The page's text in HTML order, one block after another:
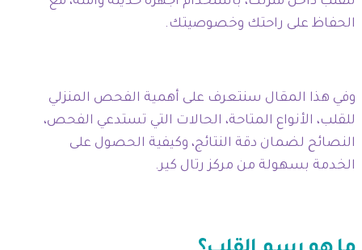
الحفاظ على راحتك وخصوصيتك.
وفي هذا المقال سنتعرف على أهمية الفحص المنزلي
للقلب، الأنواع المتاحة، الحالات التي تستدعي الفحص،
النصائح لضمان دقة النتائج، وكيفية الحصول على
الخدمة بسهولة من مركز رتال كير.